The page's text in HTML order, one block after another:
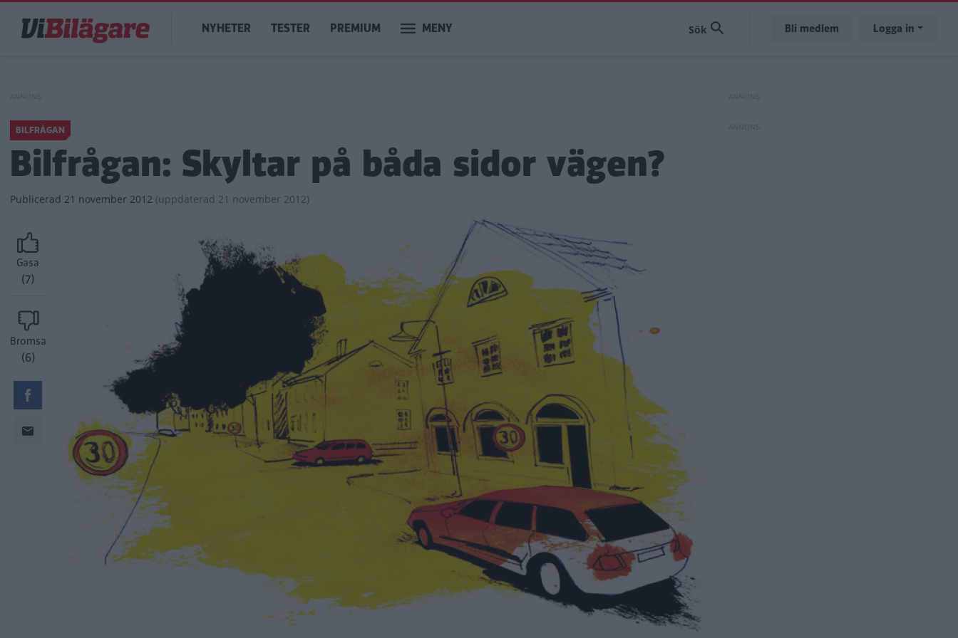
huvudinnehåll
Main
navigation
NYHETER TESTER PREMIUM MENY Bli medlem Logga in
BILFRÅGAN
Bilfrågan: Skyltar på båda sidor vägen?
Publicerad 21 november 2012 (uppdaterad 21 november 2012)
Gasa
(7)
Bromsa
(6)